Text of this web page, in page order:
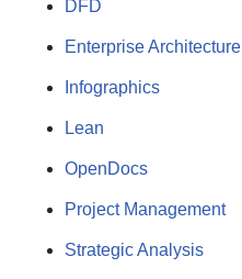
DFD
Enterprise Architecture
Infographics
Lean
OpenDocs
Project Management
Strategic Analysis